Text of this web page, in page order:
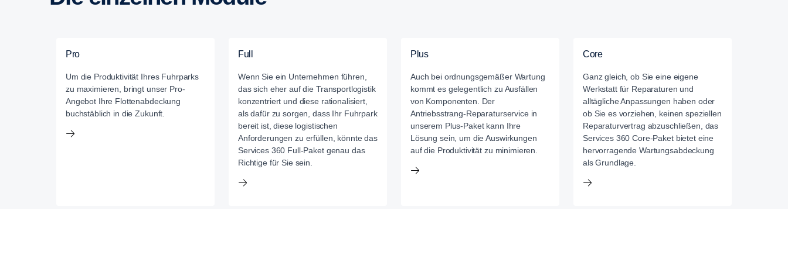
Pro
Um die Produktivität Ihres Fuhrparks
zu maximieren, bringt unser Pro-
Angebot Ihre Flottenabdeckung
buchstäblich in die Zukunft.
Full
Wenn Sie ein Unternehmen führen,
das sich eher auf die Transportlogistik
konzentriert und diese rationalisiert,
als dafür zu sorgen, dass Ihr Fuhrpark
bereit ist, diese logistischen
Anforderungen zu erfüllen, könnte das
Services 360 Full-Paket genau das
Richtige für Sie sein.
Plus
Auch bei ordnungsgemäßer Wartung
kommt es gelegentlich zu Ausfällen
von Komponenten. Der
Antriebsstrang-Reparaturservice in
unserem Plus-Paket kann Ihre
Lösung sein, um die Auswirkungen
auf die Produktivität zu minimieren.
Core
Ganz gleich, ob Sie eine eigene
Werkstatt für Reparaturen und
alltägliche Anpassungen haben oder
ob Sie es vorziehen, keinen speziellen
Reparaturvertrag abzuschließen, das
Services 360 Core-Paket bietet eine
hervorragende Wartungsabdeckung
als Grundlage.